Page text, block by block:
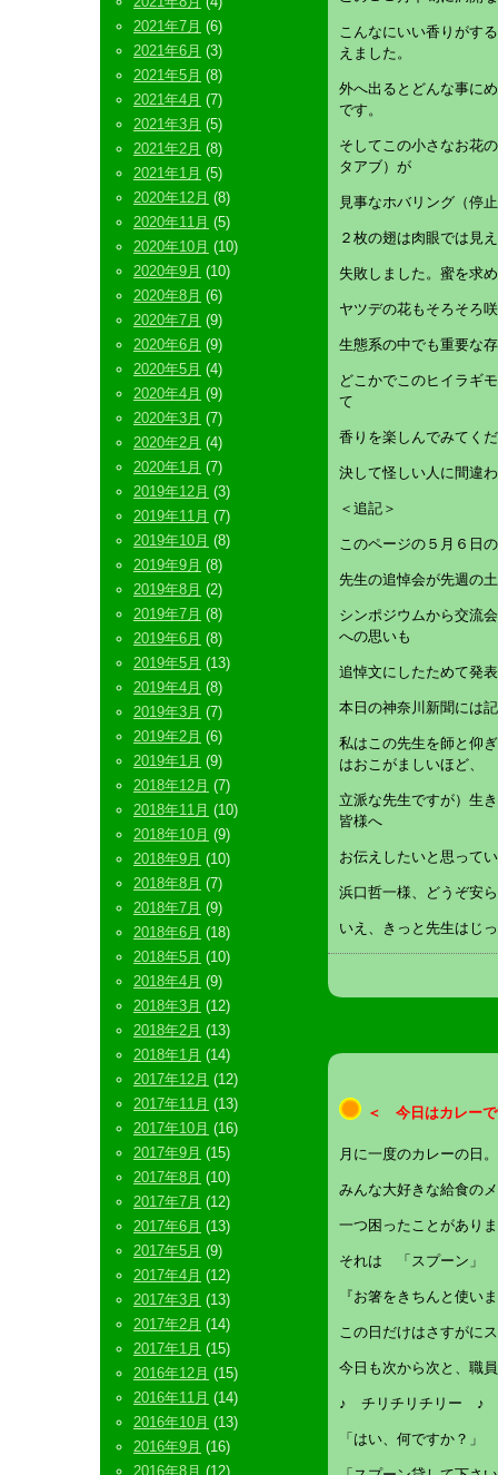
こんなにいい香りがす
えました。
外へ出るとどんな事に
です。
そしてこの小さなお花
タアブ）が
見事なホバリング（停
２枚の翅は肉眼では見
失敗しました。蜜を求
ヤツデの花もそろそろ
生態系の中でも重要な
どこかでこのヒイラギ
て
香りを楽しんでみてく
決して怪しい人に間違
＜追記＞
このページの５月６日
先生の追悼会が先週の
シンポジウムから交流
への思いも
追悼文にしたためて発
本日の神奈川新聞には
私はこの先生を師と仰
はおこがましいほど、
立派な先生ですが）生
皆様へ
お伝えしたいと思って
浜口哲一様、どうぞ安
いえ、きっと先生はじ
＜ 今日はカレー
月に一度のカレーの日。
みんな大好きな給食の
一つ困ったことがあり
それは 「スプーン」
『お箸をきちんと使
この日だけはさすがに
今日も次から次と、職
♪ チリチリチリー ♪
「はい、何ですか？」
2021年7月 (6)
2021年6月 (3)
2021年5月 (8)
2021年4月 (7)
2021年3月 (5)
2021年2月 (8)
2021年1月 (5)
2020年12月 (8)
2020年11月 (5)
2020年10月 (10)
2020年9月 (10)
2020年8月 (6)
2020年7月 (9)
2020年6月 (9)
2020年5月 (4)
2020年4月 (9)
2020年3月 (7)
2020年2月 (4)
2020年1月 (7)
2019年12月 (3)
2019年11月 (7)
2019年10月 (8)
2019年9月 (8)
2019年8月 (2)
2019年7月 (8)
2019年6月 (8)
2019年5月 (13)
2019年4月 (8)
2019年3月 (7)
2019年2月 (6)
2019年1月 (9)
2018年12月 (7)
2018年11月 (10)
2018年10月 (9)
2018年9月 (10)
2018年8月 (7)
2018年7月 (9)
2018年6月 (18)
2018年5月 (10)
2018年4月 (9)
2018年3月 (12)
2018年2月 (13)
2018年1月 (14)
2017年12月 (12)
2017年11月 (13)
2017年10月 (16)
2017年9月 (15)
2017年8月 (10)
2017年7月 (12)
2017年6月 (13)
2017年5月 (9)
2017年4月 (12)
2017年3月 (13)
2017年2月 (14)
2017年1月 (15)
2016年12月 (15)
2016年11月 (14)
2016年10月 (13)
2016年9月 (16)
2016年8月 (12)